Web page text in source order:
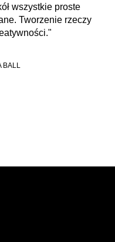
wszystkie proste
Tworzenie rzeczy
BALL